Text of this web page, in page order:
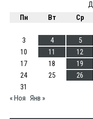
Пн
Вт Ср
3
4 5
10
11 12
17
18 19
24
25 26
31
« Ноя Янв »